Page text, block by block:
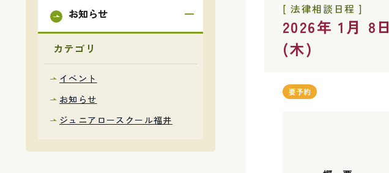
お知らせ
カテゴリ
イベント
お知らせ
ジュニアロースクール福井
[ 法律相談日程 ]
2026年 1月 8日
(木)
要予約